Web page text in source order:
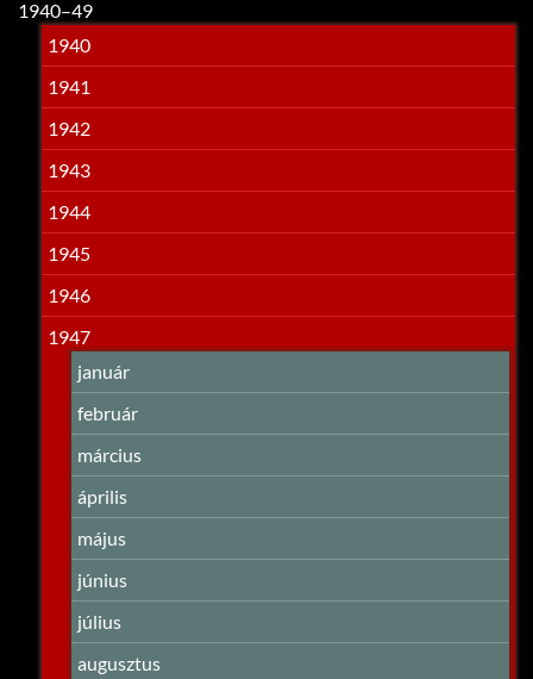
1940–49
1940
1941
1942
1943
1944
1945
1946
1947
január
február
március
április
május
június
július
augusztus